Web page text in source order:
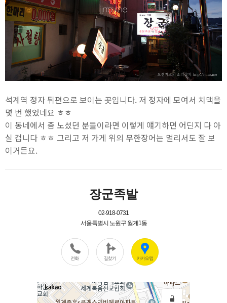
석계역 정자 뒤편으로 보이는 곳입니다. 저 정자에 모여서 치맥을
몇 번 했었네요 ㅎㅎ
이 동네에서 좀 노셨던 분들이라면 이렇게 얘기하면 어딘지 다 아
실 겁니다 ㅎㅎ 그리고 저 가게 위의 무한장어는 멀리서도 잘 보
이거든요.